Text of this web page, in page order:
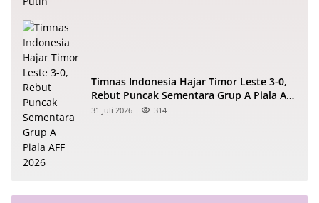
Timnas Indonesia Hajar Timor Leste 3-0,
Rebut Puncak Sementara Grup A Piala AFF
2026
31 Juli 2026 314